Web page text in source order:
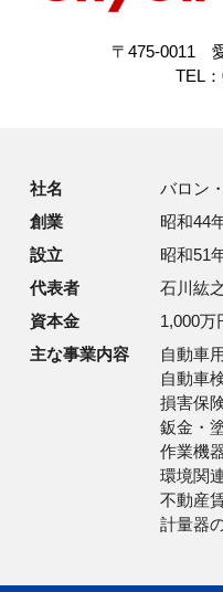
〒475-0011
TEL
社名
バロン
創業
昭和44
設立
昭和51
代表者
石川紘之
資本金
1,000万
主な事業内容
自動車
自動車
損害保
鈑金・
作業機
環境関
不動産
計量器